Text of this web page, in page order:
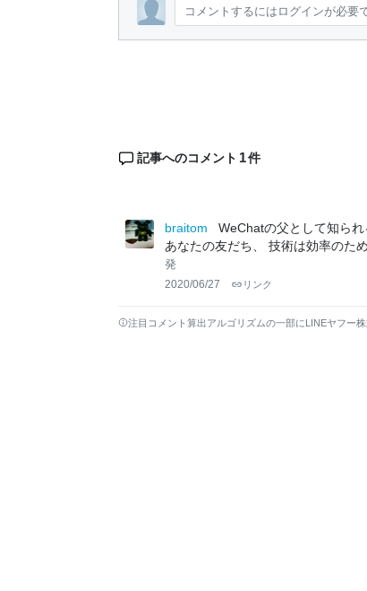
コメントするにはログインが必要
記事へのコメント 1件
braitom
WeChatの父として知ら
あなたの友だち、 技術は効率のた
発
2020/06/27 リンク
注目コメント算出アルゴリズムの一部にLINEヤフー